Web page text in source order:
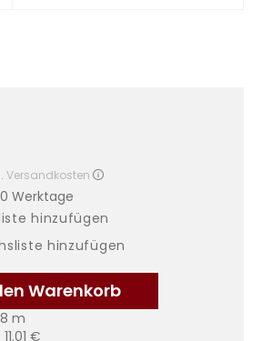
Versandkosten
Warenkorb
m
11.01 €
Werktage
hinzufügen
hinzufügen